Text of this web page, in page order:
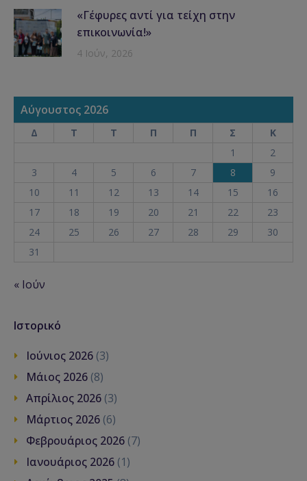
«Γέφυρες αντί για τείχη στην
επικοινωνία!»
4 Ιούν, 2026
Αύγουστος 2026
Δ Τ Τ Π Π Σ
Κ
1
2
3
4 5 6 7 8
9
10
11 12 13 14 15
16
17
18 19 20 21 22
23
24
25 26 27 28 29
30
31
« Ιούν
Ιστορικό
Ιούνιος 2026 (3)
Μάιος 2026 (8)
Απρίλιος 2026 (3)
Μάρτιος 2026 (6)
Φεβρουάριος 2026 (7)
Ιανουάριος 2026 (1)